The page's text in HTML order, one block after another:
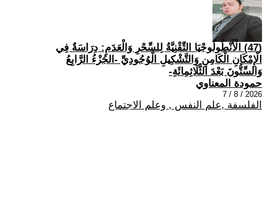
(47) الْأَنْطُولُوجْيَا التِّقْنِيَّةُ لِلسِّحْرِ وَالْعَدَمِ: دِرَاسَةٌ فِي
الْإِمْكَانِ الْكَامِنِ وَالتَّشْكِيلِ الْوُجُودِيِّ -الجُزْءُ الرَّابِعُ
وَالسِّتُّونَ بَعْدَ الثَّلَاثِمِائَةِ-
حمودة المعناوي
2026 / 8 / 7
الفلسفة ,علم النفس , وعلم الاجتماع